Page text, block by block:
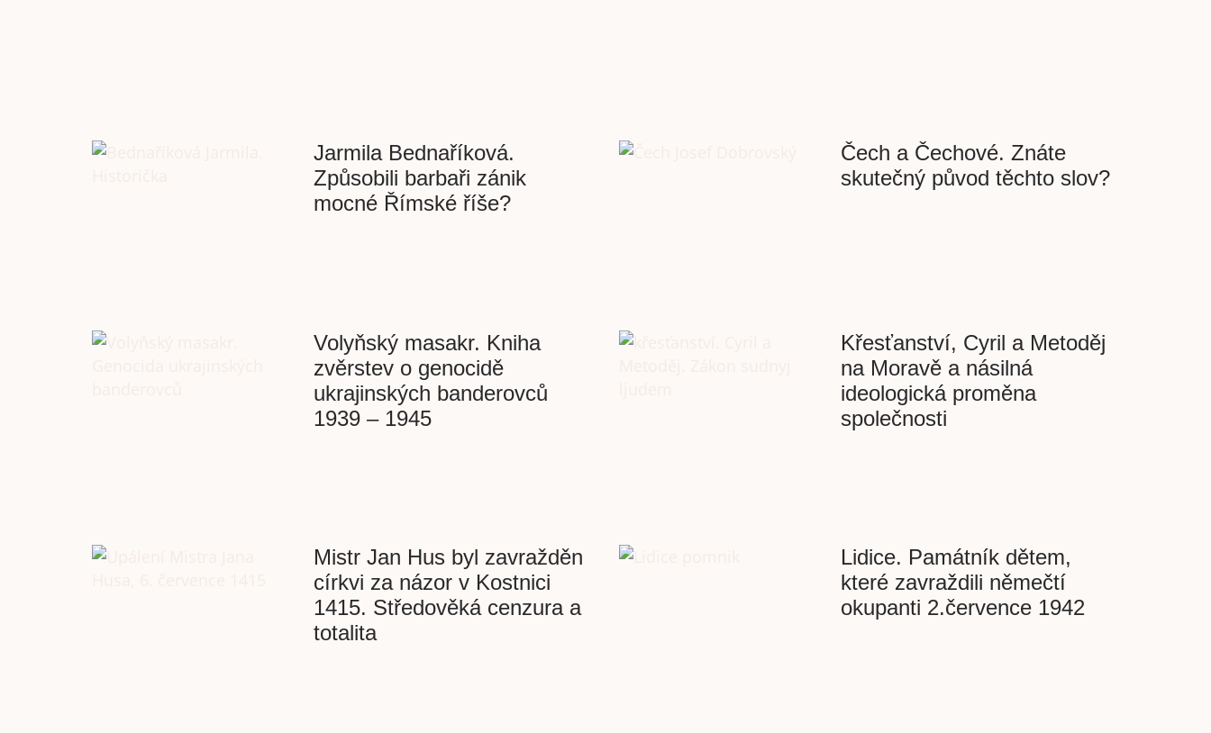
Jarmila Bednaříková.
Způsobili barbaři zánik
mocné Římské říše?
Čech a Čechové. Znáte
skutečný původ těchto slov?
Volyňský masakr. Kniha
zvěrstev o genocidě
ukrajinských banderovců
1939 – 1945
Křesťanství, Cyril a Metoděj
na Moravě a násilná
ideologická proměna
společnosti
Mistr Jan Hus byl zavražděn
církvi za názor v Kostnici
1415. Středověká cenzura a
totalita
Lidice. Památník dětem,
které zavraždili němečtí
okupanti 2.července 1942